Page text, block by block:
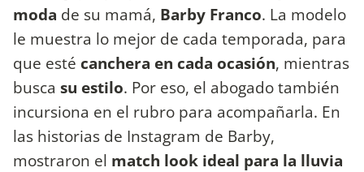
moda de su mamá, Barby Franco. La modelo
le muestra lo mejor de cada temporada, para
que esté canchera en cada ocasión, mientras
busca su estilo. Por eso, el abogado también
incursiona en el rubro para acompañarla. En
las historias de Instagram de Barby,
mostraron el match look ideal para la lluvia